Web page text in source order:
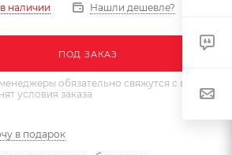
наличии Нашли дешевле?
ПОД ЗАКАЗ
обязательно свяжутся с вами
условия заказа
в подарок